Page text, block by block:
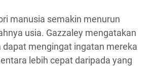
manusia semakin menurun
usia. Gazzaley mengatakan
dapat mengingat ingatan mereka
lebih cepat daripada yang